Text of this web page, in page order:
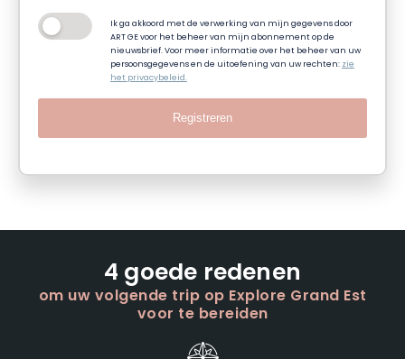
Ik ga akkoord met de verwerking van mijn gegevens door
ART GE voor het beheer van mijn abonnement op de
nieuwsbrief. Voor meer informatie over het beheer van uw
persoonsgegevens en de uitoefening van uw rechten: zie
het privacybeleid.
Registreren
4 goede redenen
om uw volgende trip op Explore Grand Est
voor te bereiden